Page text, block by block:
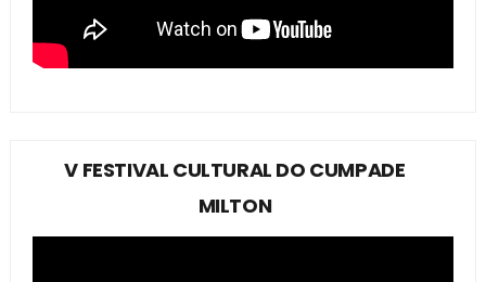
V FESTIVAL CULTURAL DO CUMPADE
MILTON